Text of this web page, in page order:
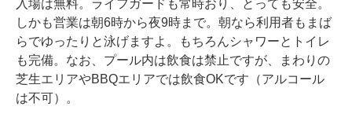
入場は無料。ライフガードも常時おり、とっても安全。
しかも営業は朝6時から夜9時まで。朝なら利用者もまば
らでゆったりと泳げますよ。もちろんシャワーとトイレ
も完備。なお、プール内は飲食は禁止ですが、まわりの
芝生エリアやBBQエリアでは飲食OKです（アルコール
は不可）。